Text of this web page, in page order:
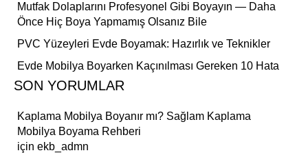
Mutfak Dolaplarını Profesyonel Gibi Boyayın — Daha
Önce Hiç Boya Yapmamış Olsanız Bile
PVC Yüzeyleri Evde Boyamak: Hazırlık ve Teknikler
Evde Mobilya Boyarken Kaçınılması Gereken 10 Hata
SON YORUMLAR
Kaplama Mobilya Boyanır mı? Sağlam Kaplama
Mobilya Boyama Rehberi
için ekb_admn